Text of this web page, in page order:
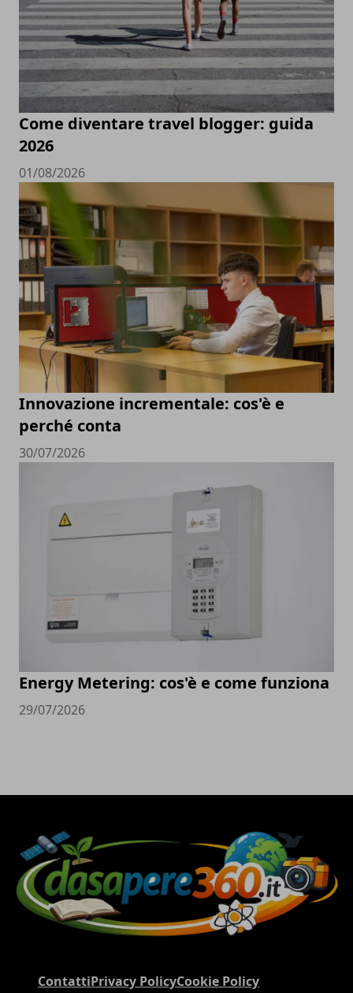
Come diventare travel blogger: guida
2026
01/08/2026
Innovazione incrementale: cos'è e
perché conta
30/07/2026
Energy Metering: cos'è e come funziona
29/07/2026
ContattiPrivacy PolicyCookie Policy